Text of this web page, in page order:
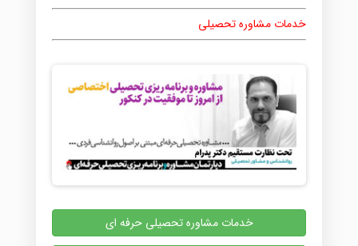
خدمات مشاوره تحصیلی
خدمات مشاوره تحصیلی حرفه ای